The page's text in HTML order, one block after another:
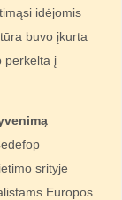
idėjomis
buvo įkurta
perkelta į
srityje
Europos